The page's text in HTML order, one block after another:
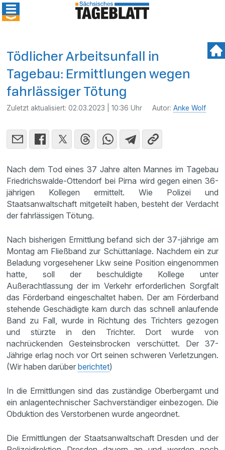
Tödlicher Arbeitsunfall in
Tagebau: Ermittlungen wegen
fahrlässiger Tötung
Zuletzt aktualisiert:02.03.2023 | 10:36 Uhr Autor:Anke Wolf
Nach dem Tod eines 37 Jahre alten Mannes im Tagebau
Friedrichswalde-Ottendorf bei Pirna wird gegen einen 36-
jährigen Kollegen ermittelt. Wie Polizei und
Staatsanwaltschaft mitgeteilt haben, besteht der Verdacht
der fahrlässigen Tötung.
Nach bisherigen Ermittlung befand sich der 37-jährige am
Montag am Fließband zur Schüttanlage. Nachdem ein zur
Beladung vorgesehener Lkw seine Position eingenommen
hatte, soll der beschuldigte Kollege unter
Außerachtlassung der im Verkehr erforderlichen Sorgfalt
das Förderband eingeschaltet haben. Der am Förderband
stehende Geschädigte kam durch das schnell anlaufende
Band zu Fall, wurde in Richtung des Trichters gezogen
und stürzte in den Trichter. Dort wurde von
nachrückenden Gesteinsbrocken verschüttet. Der 37-
Jährige erlag noch vor Ort seinen schweren Verletzungen.
(Wir haben darüberberichtet)
In die Ermittlungen sind das zuständige Oberbergamt und
ein anlagentechnischer Sachverständiger einbezogen. Die
Obduktion des Verstorbenen wurde angeordnet.
Die Ermittlungen der Staatsanwaltschaft Dresden und der